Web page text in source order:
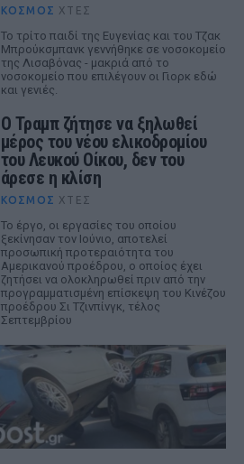
ΚΌΣΜΟΣ ΧΤΕΣ
Το τρίτο παιδί της Ευγενίας και του Τζακ
Μπρούκσμπανκ γεννήθηκε σε νοσοκομείο
της Λισαβόνας - μακριά από το
νοσοκομείο που επιλέγουν οι Γιορκ εδώ
και γενιές.
Ο Τραμπ ζήτησε να ξηλωθεί
μέρος του νέου ελικοδρομίου
του Λευκού Οίκου, δεν του
άρεσε η κλίση
ΚΌΣΜΟΣ ΧΤΕΣ
Το έργο, οι εργασίες του οποίου
ξεκίνησαν τον Ιούνιο, αποτελεί
προσωπική προτεραιότητα του
Αμερικανού προέδρου, ο οποίος έχει
ζητήσει να ολοκληρωθεί πριν από την
προγραμματισμένη επίσκεψη του Κινέζου
προέδρου Σι Τζινπίνγκ, τέλος
Σεπτεμβρίου